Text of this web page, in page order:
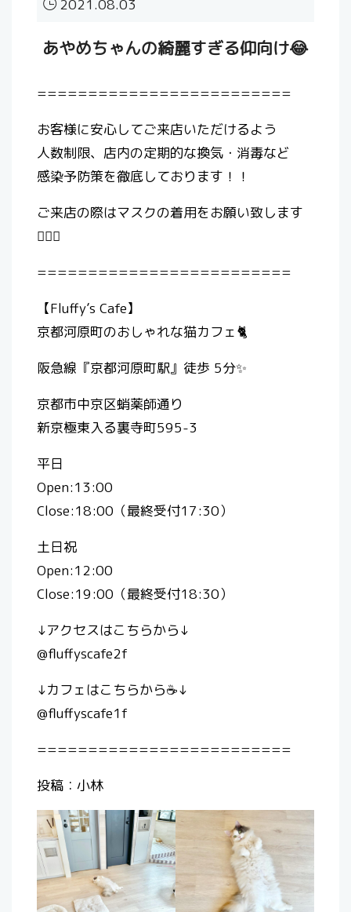
2021.08.03
あやめちゃんの綺麗すぎる仰向け😂
=========================
お客様に安心してご来店いただけるよう
人数制限、店内の定期的な換気・消毒など
感染予防策を徹底しております！！
ご来店の際はマスクの着用をお願い致します
🙇🏻‍♀️
=========================
【Fluffy’s Cafe】
京都河原町のおしゃれな猫カフェ🐈
阪急線『京都河原町駅』徒歩 5分✨
京都市中京区蛸薬師通り
新京極東入る裏寺町595-3
平日
Open:13:00
Close:18:00（最終受付17:30）
土日祝
Open:12:00
Close:19:00（最終受付18:30）
↓アクセスはこちらから↓
@fluffyscafe2f
↓カフェはこちらから☕️↓
@fluffyscafe1f
=========================
投稿：小林